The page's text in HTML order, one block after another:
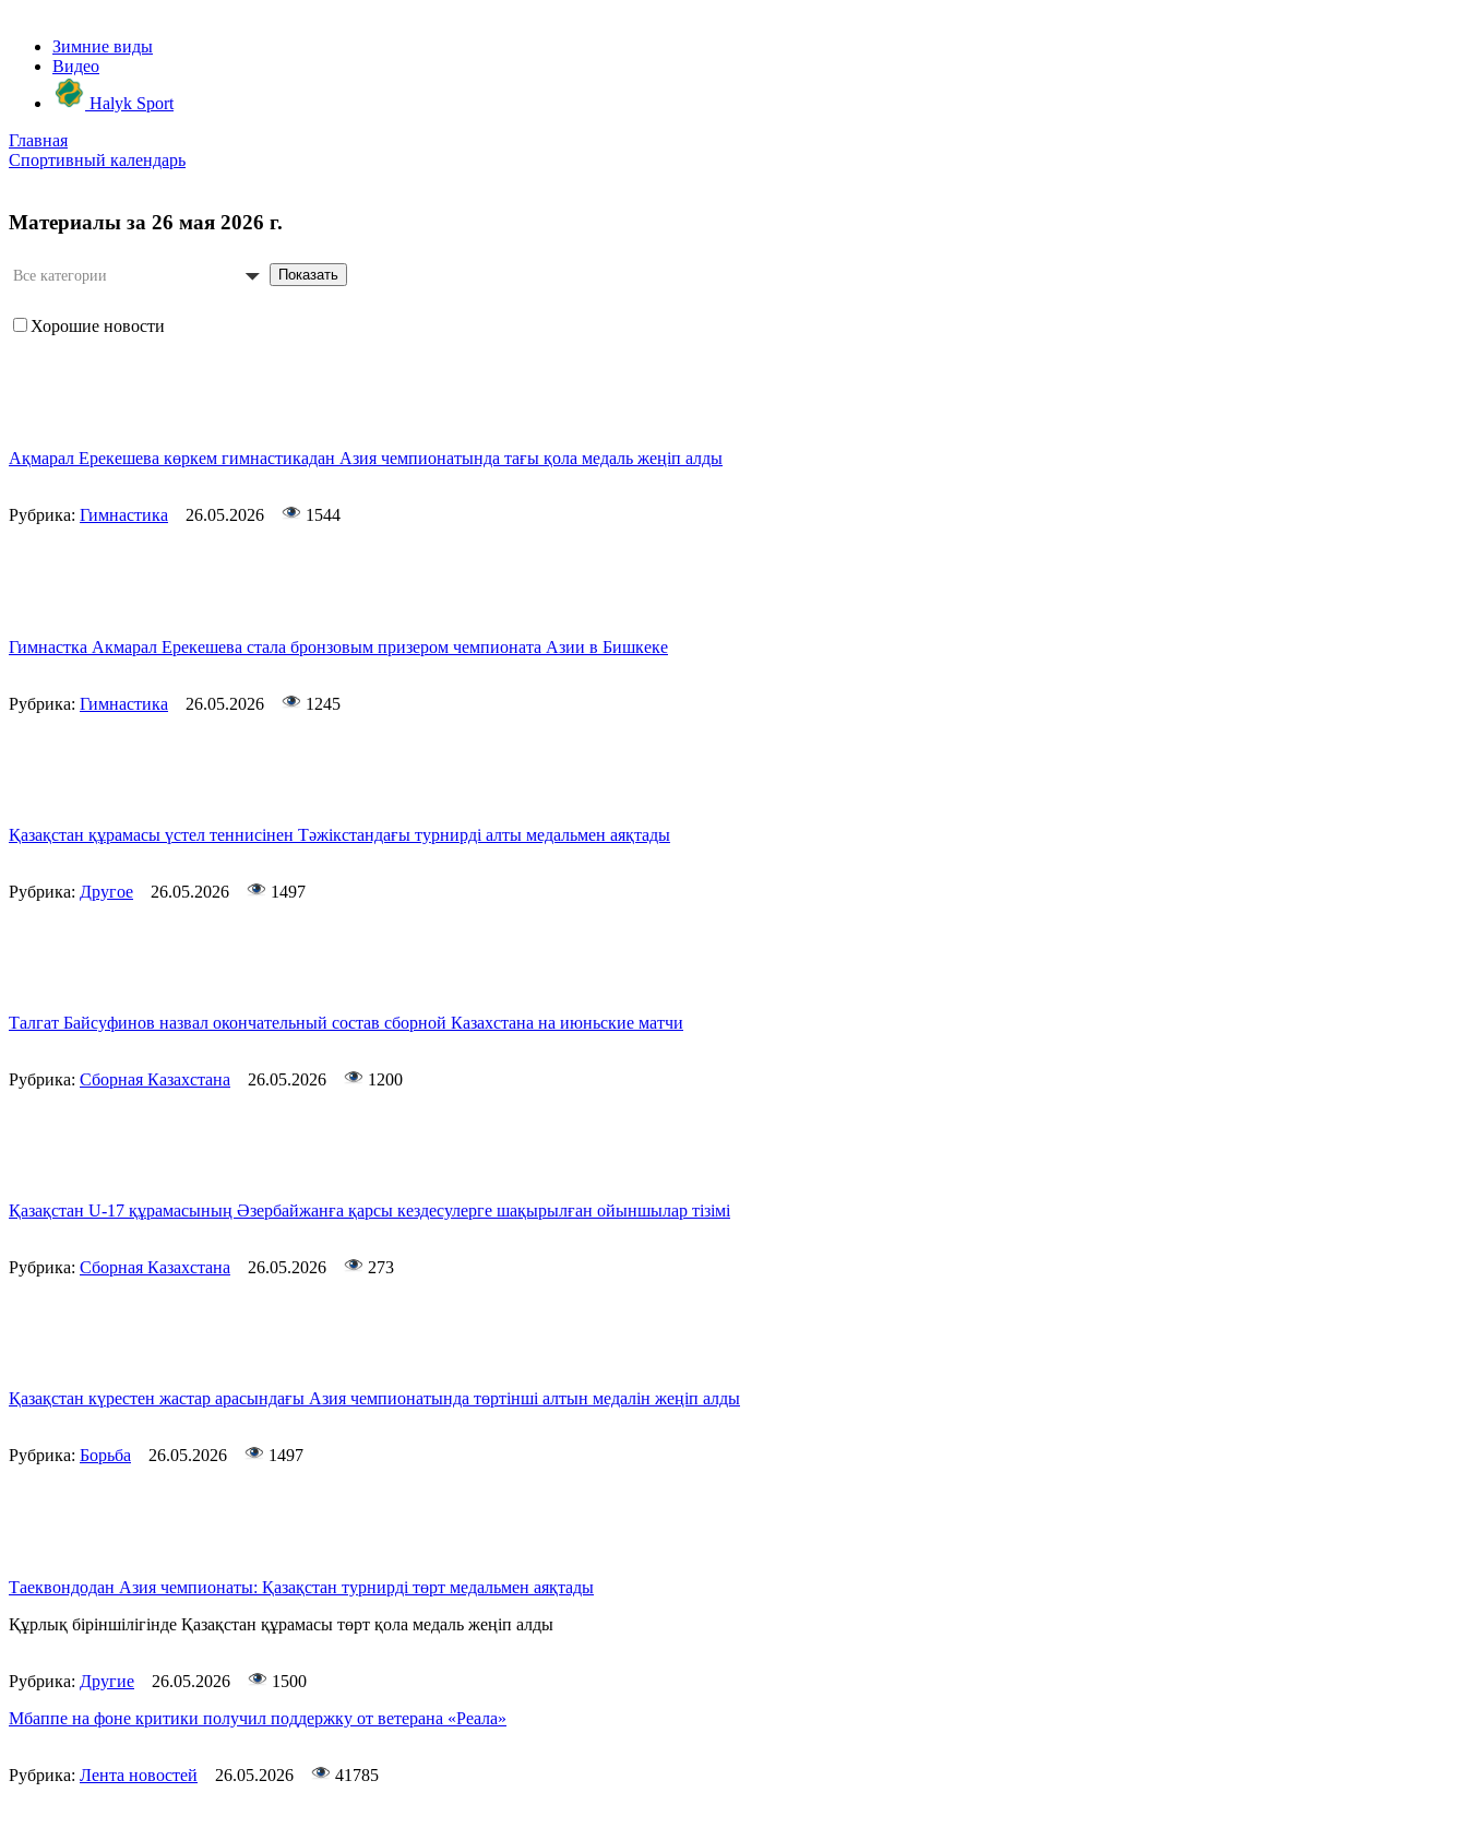
Зимние виды
Видео
Halyk Sport
Главная
Спортивный календарь
Материалы за 26 мая 2026 г.
Все категории Показать
Хорошие новости
Ақмарал Ерекешева көркем гимнастикадан Азия чемпионатында тағы қола медаль жеңіп алды
Рубрика: Гимнастика 26.05.2026 1544
Гимнастка Акмарал Ерекешева стала бронзовым призером чемпионата Азии в Бишкеке
Рубрика: Гимнастика 26.05.2026 1245
Қазақстан құрамасы үстел теннисінен Тәжікстандағы турнирді алты медальмен аяқтады
Рубрика: Другое 26.05.2026 1497
Талгат Байсуфинов назвал окончательный состав сборной Казахстана на июньские матчи
Рубрика: Сборная Казахстана 26.05.2026 1200
Қазақстан U-17 құрамасының Әзербайжанға қарсы кездесулерге шақырылған ойыншылар тізімі
Рубрика: Сборная Казахстана 26.05.2026 273
Қазақстан күрестен жастар арасындағы Азия чемпионатында төртінші алтын медалін жеңіп алды
Рубрика: Борьба 26.05.2026 1497
Таеквондодан Азия чемпионаты: Қазақстан турнирді төрт медальмен аяқтады
Құрлық біріншілігінде Қазақстан құрамасы төрт қола медаль жеңіп алды
Рубрика: Другие 26.05.2026
1500
Мбаппе на фоне критики получил поддержку от ветерана «Реала»
Рубрика: Лента новостей 26.05.2026 41785